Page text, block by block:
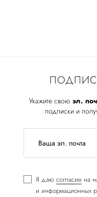
Укажите свою эл.
подписки и
Я даю согласие на
и информационных